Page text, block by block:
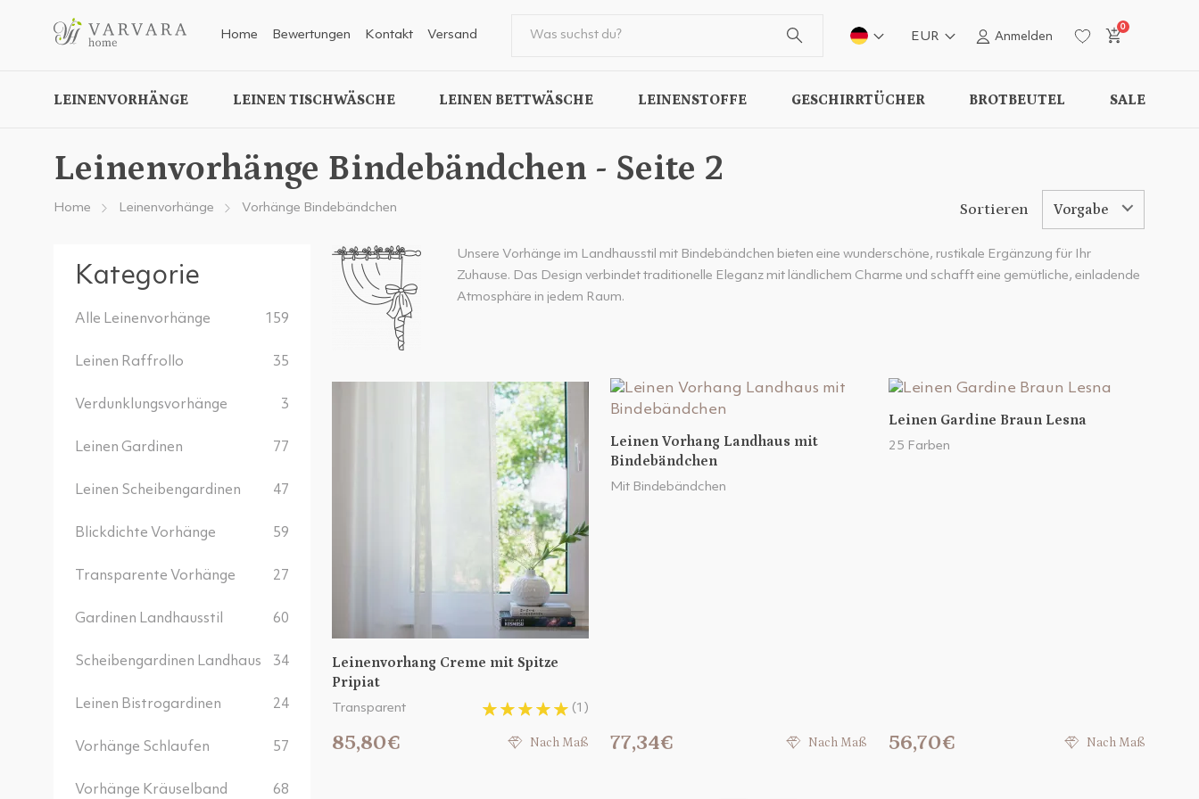
Home Bewertungen Kontakt Versand EUR Anmelden
0
LEINENVORHÄNGE LEINEN TISCHWÄSCHE LEINEN BETTWÄSCHE LEINENSTOFFE GESCHIRRTÜCHER BROTBEUTEL SALE
Leinenvorhänge Bindebändchen - Seite 2
Home Leinenvorhänge Vorhänge Bindebändchen
Kategorie
Alle Leinenvorhänge 159
Leinen Raffrollo 35
Verdunklungsvorhänge 3
Leinen Gardinen 77
Leinen Scheibengardinen 47
Blickdichte Vorhänge 59
Transparente Vorhänge 27
Gardinen Landhausstil 60
Scheibengardinen Landhaus 34
Leinen Bistrogardinen 24
Vorhänge Schlaufen 57
Vorhänge Kräuselband 68
Sortieren Vorgabe
Unsere Vorhänge im Landhausstil mit Bindebändchen bieten eine wunderschöne, rustikale Ergänzung für Ihr
Zuhause. Das Design verbindet traditionelle Eleganz mit ländlichem Charme und schafft eine gemütliche, einladende
Atmosphäre in jedem Raum.
Leinenvorhang Creme mit Spitze
Pripiat
Transparent (1)
85,80€ Nach Maß
Leinen Vorhang Landhaus mit
Bindebändchen
Mit Bindebändchen
77,34€ Nach Maß
Leinen Gardine Braun Lesna
25 Farben
56,70€ Nach Maß